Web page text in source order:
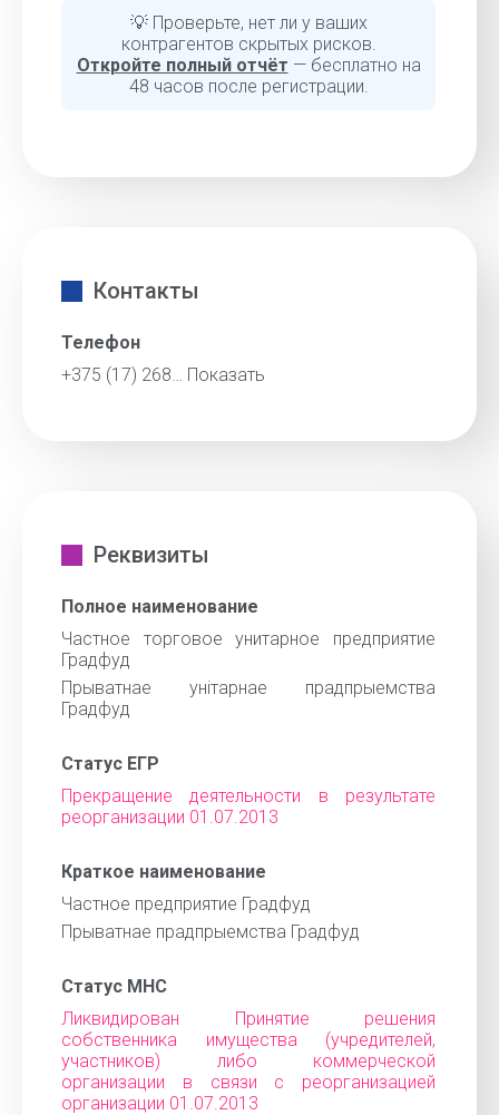
💡 Проверьте, нет ли у ваших
контрагентов скрытых рисков.
Откройте полный отчёт — бесплатно на
48 часов после регистрации.
Контакты
Телефон
+375 (17) 268… Показать
Реквизиты
Полное наименование
Частное торговое унитарное предприятие
Градфуд
Прыватнае унiтарнае прадпрыемства
Градфуд
Статус ЕГР
Прекращение деятельности в результате
реорганизации 01.07.2013
Краткое наименование
Частное предприятие Градфуд
Прыватнае прадпрыемства Градфуд
Статус МНС
Ликвидирован Принятие решения
собственника имущества (учредителей,
участников) либо коммерческой
организации в связи с реорганизацией
организации 01.07.2013